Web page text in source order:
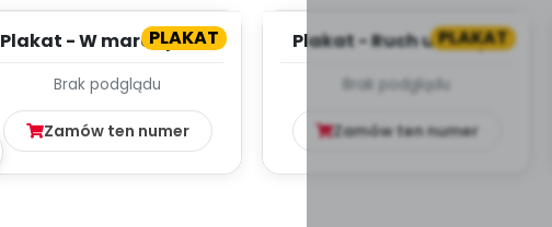
PLAKAT
Plakat - W marcu jak w
Brak podglądu
Zamów ten numer
PLAKAT
Plakat - Ruch uliczny -
Brak podglądu
Zamów ten numer